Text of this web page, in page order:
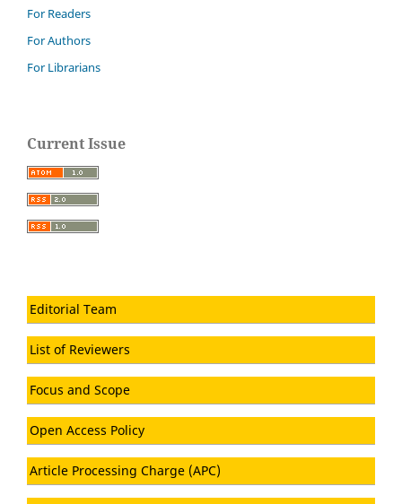
For Readers
For Authors
For Librarians
Current Issue
Editorial Team
List of Reviewers
Focus and Scope
Open Access Policy
Article Processing Charge (APC)